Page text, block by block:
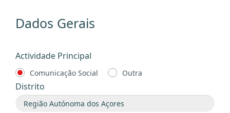
Dados Gerais
Actividade Principal
Comunicação Social Outra
Distrito